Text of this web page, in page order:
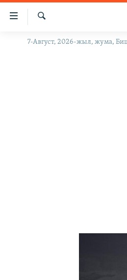
Линктер
Мазмунга
Навигацияга
ЖАҢЫЛЫКТАР
Издөө
7-Август, 2026-жыл, жума,